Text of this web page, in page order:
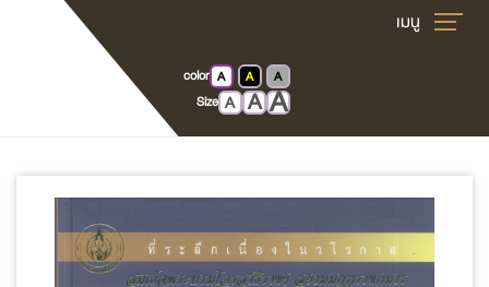
color A A
A
Size A A A
E-book